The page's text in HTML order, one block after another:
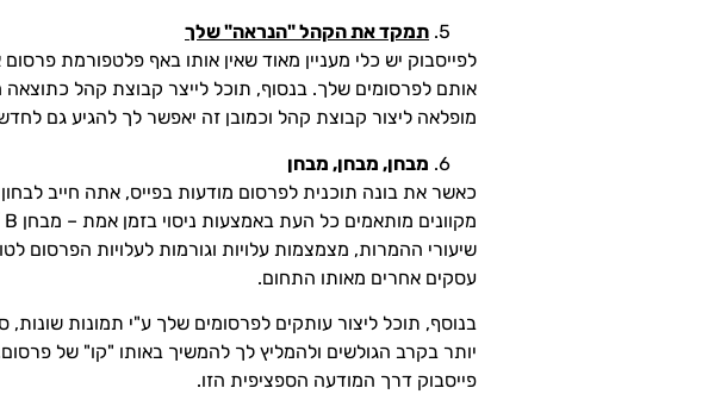
תמקד את הקהל "הנראה" שלך
לפייסבוק יש כלי מעניין מאוד שאין אותו באף פלטפורמת
אותם לפרסומים שלך. בנסוף, תוכל לייצר קבוצת קהל
מופלאה ליצור קבוצת קהל וכמובן זה יאפשר לך להגיע גם
מבחן, מבחן, מבחן
כאשר את בונה תוכנית לפרסום מודעות בפייס, אתה חייב
שיעורי ההמרות, מצמצמות עלויות וגורמות לעלויות הפרסום
עסקים אחרים מאותו התחום.
בנוסף, תוכל ליצור עותקים לפרסומים שלך ע"י תמונות שונות,
יותר בקרב הגולשים ולהמליץ לך להמשיך באותו "קו" של
פייסבוק דרך המודעה הספציפית הזו.